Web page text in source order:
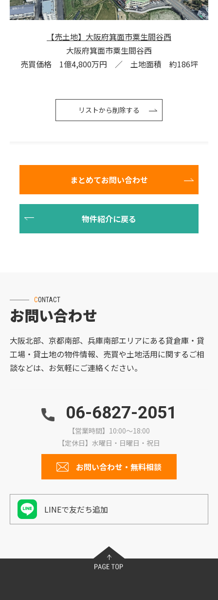
【売土地】大阪府箕面市粟生間谷西
大阪府箕面市粟生間谷西
売買価格 1億4,800万円 ／ 土地面積 約186坪
リストから削除する
CONTACT
お問い合わせ
大阪北部、京都南部、兵庫南部エリアにある貸倉庫・貸
工場・貸土地の物件情報、売買や土地活用に関するご相
談などは、お気軽にご連絡ください。
06-6827-2051
【営業時間】10:00～18:00
【定休日】水曜日・日曜日・祝日
お問い合わせ・無料相談
LINEで友だち追加